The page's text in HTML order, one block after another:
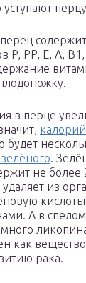
P, PP, E, A,
в перце
будет
.
не более
из
А в
как
рака.